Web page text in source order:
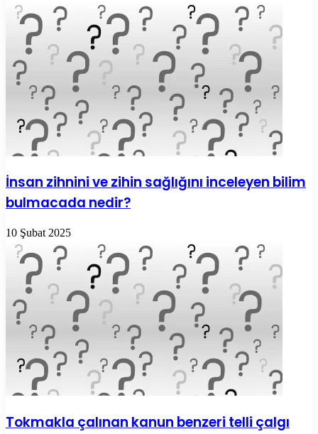
İnsan zihnini ve zihin sağlığını inceleyen bilim
bulmacada nedir?
10 Şubat 2025
Tokmakla çalınan kanun benzeri telli çalgı